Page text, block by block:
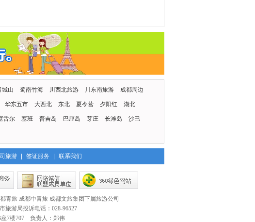
四晚住宿，充足时间感受香港动感文
飞
电询
涵盖，让您一次体验福建美景和宝岛风
火车卧铺
电询
游|成都中青旅独家发团
|四川成都中国青年旅行社总社
大佛6日游 2026-06-16 13:06
大佛6日游 2026-06-16 13:04
2026-06-09 15:46
西7日游定制小团
村3日游定制小团 2026-06-08 21:49
2026-06-08 21:39
线6天5晚|定制小团
城山 蜀南竹海 川西北旅游 川东南旅游 成都周边
华东五市 大西北 东北 夏令营 夕阳红 湖北
舌尔 塞班 普吉岛 巴厘岛 芽庄 长滩岛 沙巴
旅游 签证服务 联系我们
青旅 成都中青旅 成都文旅集团下属旅游公司
旅游局投诉电话：028-96527
7楼707 负责人：郑伟